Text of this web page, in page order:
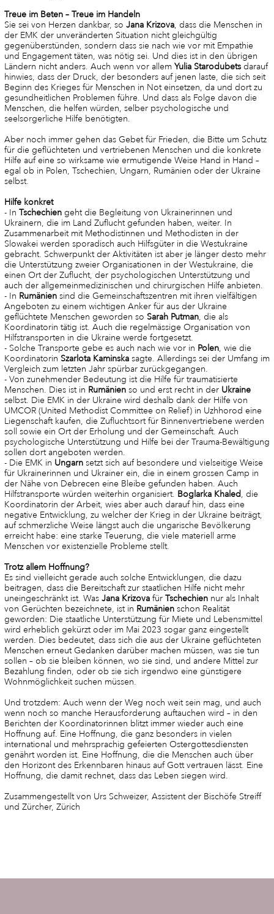
Treue im Beten – Treue im Handeln
Sie sei von Herzen dankbar, so Jana Krizova, dass die Menschen in
der EMK der unveränderten Situation nicht gleichgültig
gegenüberstünden, sondern dass sie nach wie vor mit Empathie
und Engagement täten, was nötig sei. Und dies ist in den übrigen
Ländern nicht anders. Auch wenn vor allem Yulia Starodubetsdarauf
hinwies, dass der Druck, der besonders auf jenen laste, die sich seit
Beginn des Krieges für Menschen in Not einsetzen, da und dort zu
gesundheitlichen Problemen führe. Und dass als Folge davon die
Menschen, die helfen würden, selber psychologische und
seelsorgerliche Hilfe benötigten.
Aber noch immer gehen das Gebet für Frieden, die Bitte um Schutz
für die geflüchteten und vertriebenen Menschen und die konkrete
Hilfe auf eine so wirksame wie ermutigende Weise Hand in Hand –
egal ob in Polen, Tschechien, Ungarn, Rumänien oder der Ukraine
selbst.
Hilfe konkret
- In Tschechiengeht die Begleitung von Ukrainerinnen und
Ukrainern, die im Land Zuflucht gefunden haben, weiter. In
Zusammenarbeit mit Methodistinnen und Methodisten in der
Slowakei werden sporadisch auch Hilfsgüter in die Westukraine
gebracht. Schwerpunkt der Aktivitäten ist aber je länger desto mehr
die Unterstützung zweier Organisationen in der Westukraine, die
einen Ort der Zuflucht, der psychologischen Unterstützung und
auch der allgemeinmedizinischen und chirurgischen Hilfe anbieten.
- In Rumänien sind die Gemeinschaftszentren mit ihren vielfältigen
Angeboten zu einem wichtigen Anker für aus der Ukraine
geflüchtete Menschen geworden so Sarah Putman, die als
Koordinatorin tätig ist. Auch die regelmässige Organisation von
Hilfstransporten in die Ukraine werde fortgesetzt.
- Solche Transporte gebe es auch nach wie vor in Polen, wie die
Koordinatorin Szarlota Kaminska sagte. Allerdings sei der Umfang im
Vergleich zum letzten Jahr spürbar zurückgegangen.
- Von zunehmender Bedeutung ist die Hilfe für traumatisierte
Menschen. Dies ist in Rumänien so und erst recht in der Ukraine
selbst. Die EMK in der Ukraine wird deshalb dank der Hilfe von
UMCOR (United Methodist Committee on Relief) in Uzhhorod eine
Liegenschaft kaufen, die Zufluchtsort für Binnenvertriebene werden
soll sowie ein Ort der Erholung und der Gemeinschaft. Auch
psychologische Unterstützung und Hilfe bei der Trauma-Bewältigung
sollen dort angeboten werden.
- Die EMK in Ungarnsetzt sich auf besondere und vielseitige Weise
für Ukrainerinnen und Ukrainer ein, die in einem grossen Camp in
der Nähe von Debrecen eine Bleibe gefunden haben. Auch
Hilfstransporte würden weiterhin organisiert. Boglarka Khaled, die
Koordinatorin der Arbeit, wies aber auch darauf hin, dass eine
negative Entwicklung, zu welcher der Krieg in der Ukraine beiträgt,
auf schmerzliche Weise längst auch die ungarische Bevölkerung
erreicht habe: eine starke Teuerung, die viele materiell arme
Menschen vor existenzielle Probleme stellt.
Trotz allem Hoffnung?
Es sind vielleicht gerade auch solche Entwicklungen, die dazu
beitragen, dass die Bereitschaft zur staatlichen Hilfe nicht mehr
uneingeschränkt ist. Was Jana Krizova für Tschechiennur als Inhalt
von Gerüchten bezeichnete, ist in Rumänien schon Realität
geworden: Die staatliche Unterstützung für Miete und Lebensmittel
wird erheblich gekürzt oder im Mai 2023 sogar ganz eingestellt
werden. Dies bedeutet, dass sich die aus der Ukraine geflüchteten
Menschen erneut Gedanken darüber machen müssen, was sie tun
sollen – ob sie bleiben können, wo sie sind, und andere Mittel zur
Bezahlung finden, oder ob sie sich irgendwo eine günstigere
Wohnmöglichkeit suchen müssen.
Und trotzdem: Auch wenn der Weg noch weit sein mag, und auch
wenn noch so manche Herausforderung auftauchen wird – in den
Berichten der Koordinatorinnen blitzt immer wieder auch eine
Hoffnung auf. Eine Hoffnung, die ganz besonders in vielen
international und mehrsprachig gefeierten Ostergottesdiensten
genährt worden ist. Eine Hoffnung, die die Menschen auch über
den Horizont des Erkennbaren hinaus auf Gott vertrauen lässt. Eine
Hoffnung, die damit rechnet, dass das Leben siegen wird.
Zusammengestellt von Urs Schweizer, Assistent der Bischöfe Streiff
und Zürcher, Zürich